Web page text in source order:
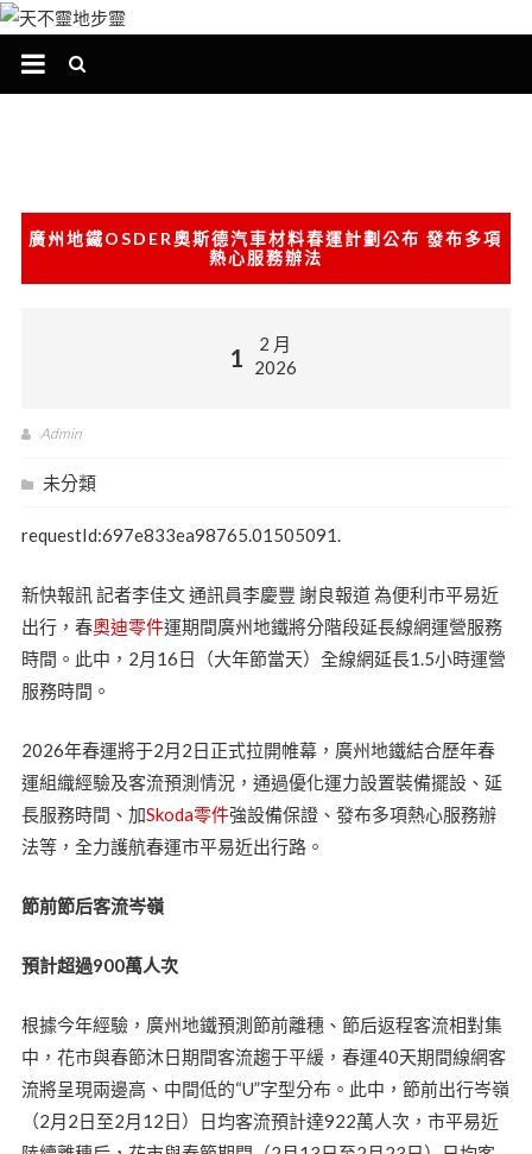
跳
廣州地鐵OSDER奧斯德汽車材料春運計劃公布 發布多項
熱心服務辦法
1
2 月
2026
Admin
未分類
requestId:697e833ea98765.01505091.
新快報訊 記者李佳文 通訊員李慶豐 謝良報道 為便利市平易近
出行，春奧迪零件運期間廣州地鐵將分階段延長線網運營服務
時間。此中，2月16日（大年節當天）全線網延長1.5小時運營
服務時間。
2026年春運將于2月2日正式拉開帷幕，廣州地鐵結合歷年春
運組織經驗及客流預測情況，通過優化運力設置裝備擺設、延
長服務時間、加Skoda零件強設備保證、發布多項熱心服務辦
法等，全力護航春運市平易近出行路。
節前節后客流岑嶺
預計超過900萬人次
根據今年經驗，廣州地鐵預測節前離穗、節后返程客流相對集
中，花市與春節沐日期間客流趨于平緩，春運40天期間線網客
流將呈現兩邊高、中間低的“U”字型分布。此中，節前出行岑嶺
（2月2日至2月12日）日均客流預計達922萬人次，市平易近